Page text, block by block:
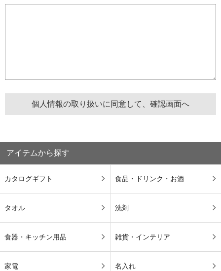
アイテムから探す
カタログギフト 食品・ドリンク・お酒
タオル 洗剤
食器・キッチン用品 雑貨・インテリア
家電 名入れ